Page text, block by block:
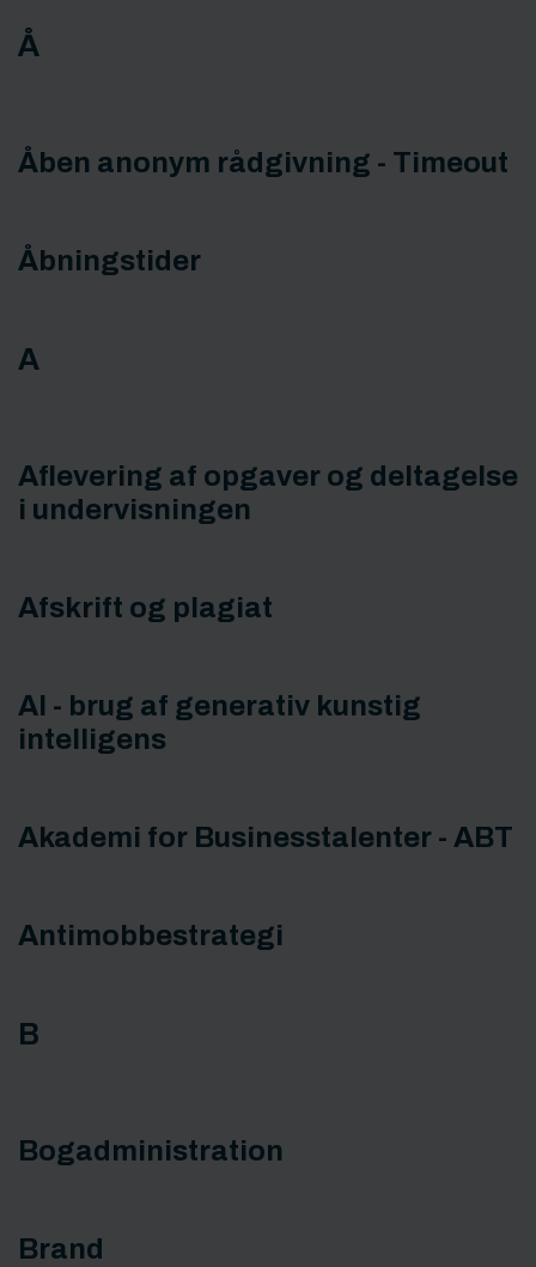
Å
Åben anonym rådgivning - Timeout
Åbningstider
A
Aflevering af opgaver og deltagelse
i undervisningen
Afskrift og plagiat
AI - brug af generativ kunstig
intelligens
Akademi for Businesstalenter - ABT
Antimobbestrategi
B
Bogadministration
Brand